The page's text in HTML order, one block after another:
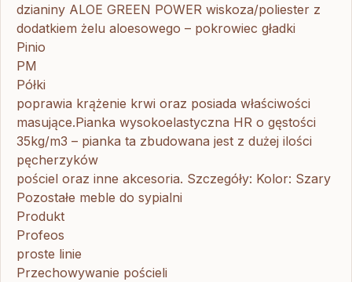
dzianiny ALOE GREEN POWER wiskoza/poliester z
dodatkiem żelu aloesowego – pokrowiec gładki
Pinio
PM
Półki
poprawia krążenie krwi oraz posiada właściwości
masujące.Pianka wysokoelastyczna HR o gęstości
35kg/m3 – pianka ta zbudowana jest z dużej ilości
pęcherzyków
pościel oraz inne akcesoria. Szczegóły: Kolor: Szary
Pozostałe meble do sypialni
Produkt
Profeos
proste linie
Przechowywanie pościeli